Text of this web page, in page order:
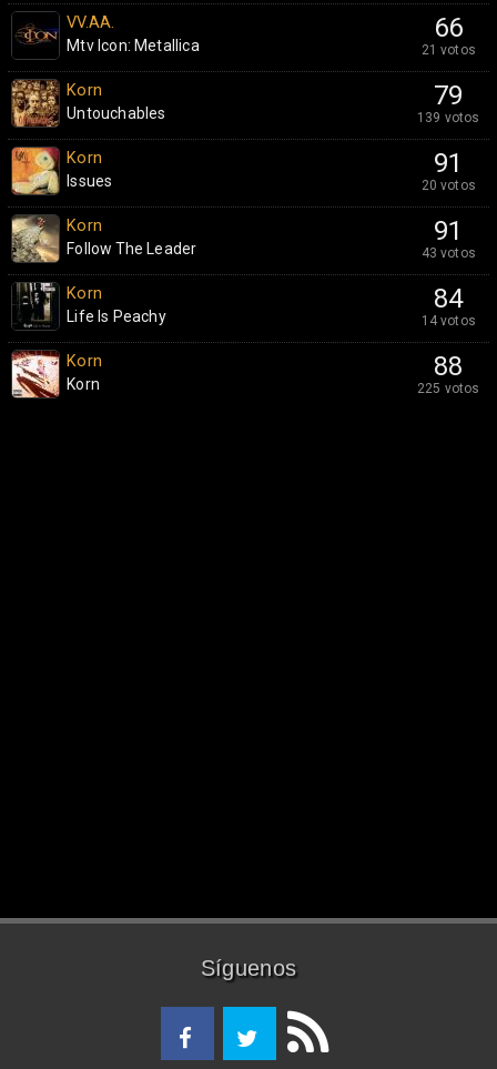
66
21 votos
VV.AA.
Mtv Icon: Metallica
79
139 votos
Korn
Untouchables
91
20 votos
Korn
Issues
91
43 votos
Korn
Follow The Leader
84
14 votos
Korn
Life Is Peachy
88
225 votos
Korn
Korn
Síguenos